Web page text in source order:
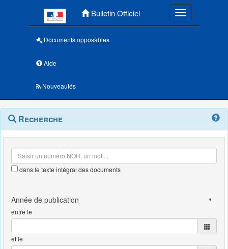
Bulletin Officiel Toggle
Documents opposables
Aide
Nouveautés
Navigation
outils
Menu
contextuel
Recherche
dans le texte intégral des documents
entre le
et le